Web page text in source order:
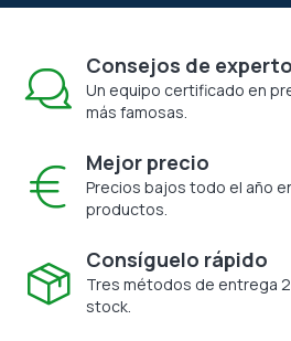
Consejos de
Un equipo certificado en
más famosas.
Mejor precio
Precios bajos todo el año
productos.
Consíguelo rápido
Tres métodos de entrega
stock.